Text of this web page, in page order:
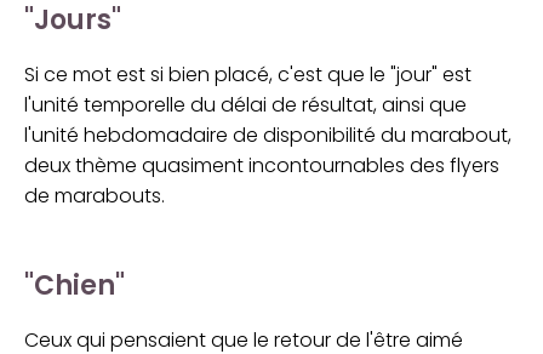
"Jours"
Si ce mot est si bien placé, c'est que le "jour" est
l'unité temporelle du délai de résultat, ainsi que
l'unité hebdomadaire de disponibilité du marabout,
deux thème quasiment incontournables des flyers
de marabouts.
"Chien"
Ceux qui pensaient que le retour de l'être aimé